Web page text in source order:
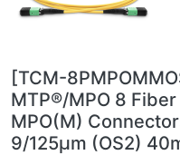
[TCM-
MTP®/MPO 8
MPO(M)
9/125μm (OS2)